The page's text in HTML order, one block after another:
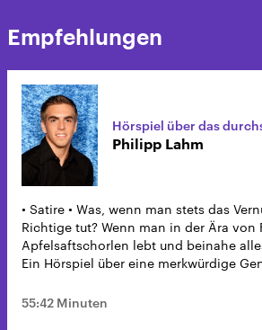
Empfehlungen
Hörspiel über das
Philipp Lahm
• Satire • Was, wenn man stets das
Richtige tut? Wenn man in der Ära von
Apfelsaftschorlen lebt und beinahe
Ein Hörspiel über eine merkwürdige
55:42 Minuten